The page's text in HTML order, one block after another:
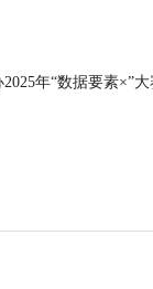
年“数据要素×”大